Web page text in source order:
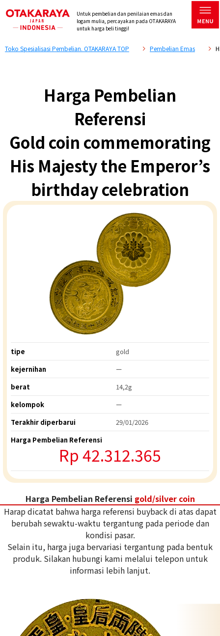
Untuk pembelian dan penilaian emas dan
logam mulia, percayakan pada OTAKARAYA
untuk harga beli tinggi!
Toko Spesialisasi Pembelian. OTAKARAYA TOP Pembelian Emas
Harga Pembelian
Referensi
Gold coin commemorating
His Majesty the Emperor’s
birthday celebration
tipe
gold
kejernihan
ー
berat
14,2g
kelompok
ー
Terakhir diperbarui
29/01/2026
Harga Pembelian Referensi
Rp 42.312.365
Harga Pembelian Referensi gold/silver coin
Harap dicatat bahwa harga referensi buyback di atas dapat
berubah sewaktu-waktu tergantung pada periode dan
kondisi pasar.
Selain itu, harga juga bervariasi tergantung pada bentuk
produk. Silakan hubungi kami melalui telepon untuk
informasi lebih lanjut.